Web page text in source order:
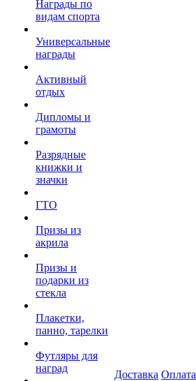
Награды по
видам спорта
Универсальные
награды
Активный
отдых
Дипломы и
грамоты
Разрядные
книжки и
значки
ГТО
Призы из
акрила
Призы и
подарки из
стекла
Плакетки,
панно, тарелки
Футляры для
наград
Доставка Оплата